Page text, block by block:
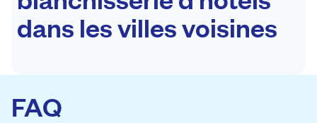
dans les villes voisines
FAQ